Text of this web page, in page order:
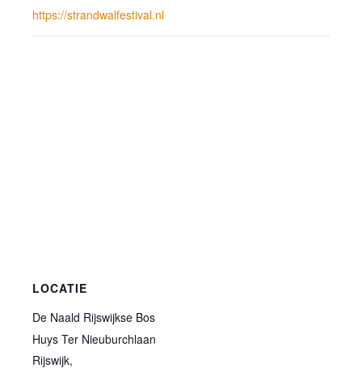
https://strandwalfestival.nl
LOCATIE
De Naald Rijswijkse Bos
Huys Ter Nieuburchlaan
Rijswijk,